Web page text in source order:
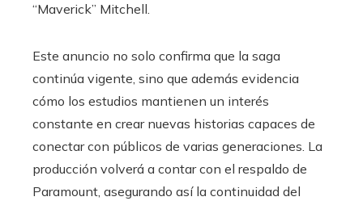
“Maverick” Mitchell.
Este anuncio no solo confirma que la saga
continúa vigente, sino que además evidencia
cómo los estudios mantienen un interés
constante en crear nuevas historias capaces de
conectar con públicos de varias generaciones. La
producción volverá a contar con el respaldo de
Paramount, asegurando así la continuidad del